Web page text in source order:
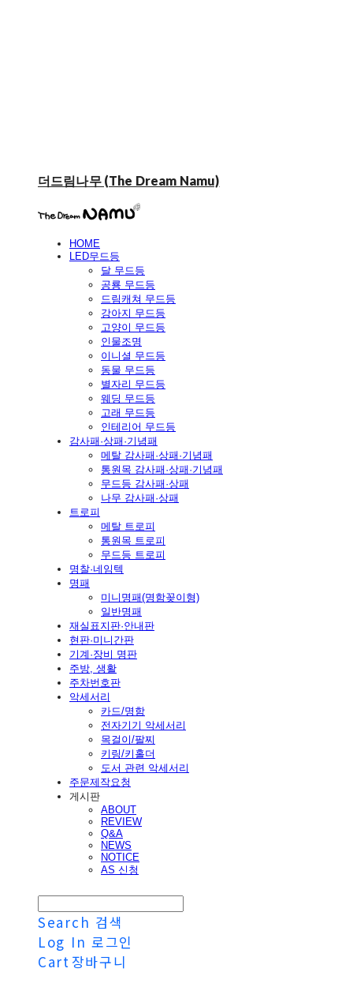
더드림나무 (The Dream Namu)
HOME
LED무드등
달 무드등
공룡 무드등
드림캐쳐 무드등
강아지 무드등
고양이 무드등
인물조명
이니셜 무드등
동물 무드등
별자리 무드등
웨딩 무드등
고래 무드등
인테리어 무드등
감사패·상패·기념패
메탈 감사패·상패·기념패
통원목 감사패·상패·기념패
무드등 감사패·상패
나무 감사패·상패
트로피
메탈 트로피
통원목 트로피
무드등 트로피
명찰·네임텍
명패
미니명패(명함꽂이형)
일반명패
재실표지판·안내판
현판·미니간판
기계·장비 명판
주방, 생활
주차번호판
악세서리
카드/명함
전자기기 악세서리
목걸이/팔찌
키링/키홀더
도서 관련 악세서리
주문제작요청
게시판
ABOUT
REVIEW
Q&A
NEWS
NOTICE
AS 신청
Search 검색
Log In 로그인
Cart 장바구니